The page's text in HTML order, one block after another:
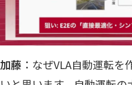
加藤 ：なぜVLA自動運転